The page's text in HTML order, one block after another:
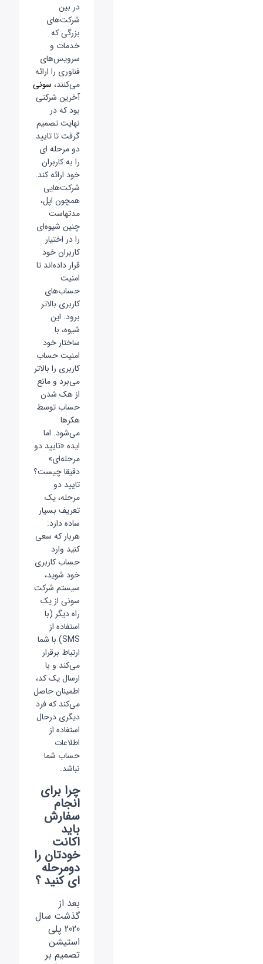
در بین
شرکت‌های
بزرگی که
خدمات و
سرویس‌های
فناوری را ارائه
می‌کنند، سونی
آخرین شرکتی
بود که در
نهایت تصمیم
گرفت تا تایید
دو مرحله ای
را به کاربران
خود ارائه کند.
شرکت‌هایی
همچون اپل،
مدتهاست
چنین شیو‌ه‌ای
را در اختیار
کاربران خود
قرار داده‌اند تا
امنیت
حساب‌های
کاربری بالاتر
برود. این
شیوه، با
ساختار خود
امنیت حساب
کاربری را بالاتر
می‌برد و مانع
از هک شدن
حساب توسط
هکرها
می‌شود. اما
ایده «تایید دو
مرحله‌ای»
دقیقا چیست؟
تایید دو
مرحله، یک
تعریف بسیار
ساده دارد:
هربار که سعی
کنید وارد
حساب کاربری
خود شوید،
سیستم شرکت
سونی از یک
راه دیگر (با
استفاده از
SMS) با شما
ارتباط برقرار
می‌کند و با
ارسال یک کد،
اطمینان حاصل
می‌کند که فرد
دیگری درحال
استفاده از
اطلاعات
حساب شما
نباشد.
چرا برای
انجام
سفارش
باید
اکانت
خودتان را
دومرحله
ای کنید ؟
بعد از
گذشت سال
2020 پلی
استیشن
تصمیم بر